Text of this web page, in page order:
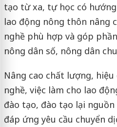
tạo từ xa, tự học có
lao động nông thôn nâng
nghề phù hợp và góp
nông dân số, nông dân
Nâng cao chất lượng,
nghề, việc làm cho lao
đào tạo, đào tạo lại
đáp ứng yêu cầu chuyển